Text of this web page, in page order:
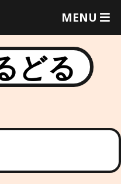
MENU
T
U
どる